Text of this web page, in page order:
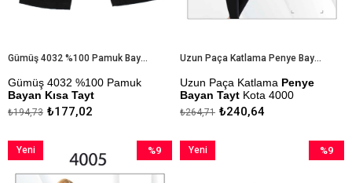
Gümüş 4032 %100 Pamuk Bayan Kısa Tayt
Gümüş 4032 %100 Pamuk
Bayan Kısa Tayt
Kapıda Ödeme Seçeneği
₺177,02
₺194,73
Uzun Paça Katlama Penye Bayan Tayt Kota 4000
Uzun Paça Katlama Penye
Bayan Tayt Kota 4000
M - L - XL - BATTAL Bedenleri
Kapıda Ödeme Seçeneği
₺240,64
₺264,71
%9
İndirim
Yeni
%9
Yeni